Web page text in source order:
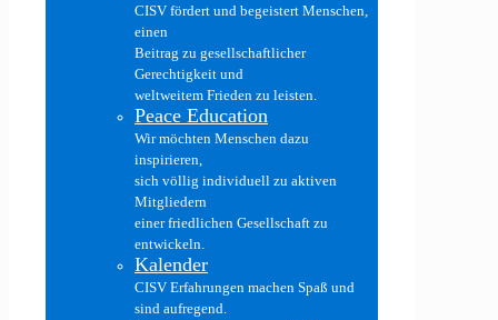
CISV fördert und begeistert Menschen,
einen
Beitrag zu gesellschaftlicher
Gerechtigkeit und
weltweitem Frieden zu leisten.
Peace Education
Wir möchten Menschen dazu
inspirieren,
sich völlig individuell zu aktiven
Mitgliedern
einer friedlichen Gesellschaft zu
entwickeln.
Kalender
CISV Erfahrungen machen Spaß und
sind aufregend.